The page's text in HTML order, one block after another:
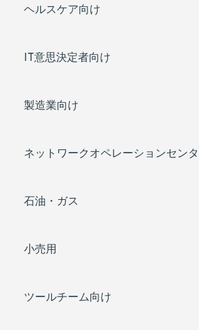
ヘルスケア向け
IT意思決定者向け
製造業向け
ネットワークオペレーションセン
石油・ガス
小売用
ツールチーム向け